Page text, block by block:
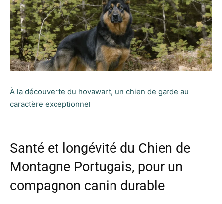
À la découverte du hovawart, un chien de garde au
caractère exceptionnel
Santé et longévité du Chien de
Montagne Portugais, pour un
compagnon canin durable